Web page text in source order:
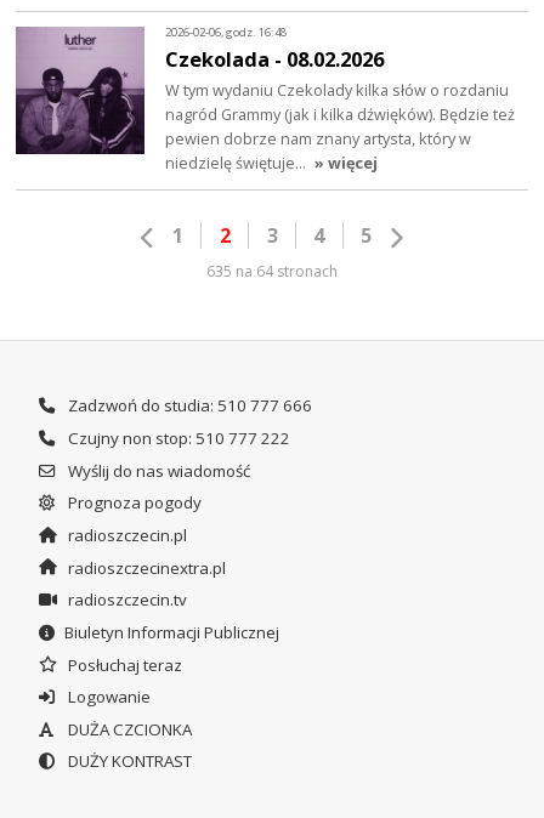
2026-02-06, godz. 16:48
Czekolada - 08.02.2026
W tym wydaniu Czekolady kilka słów o rozdaniu
nagród Grammy (jak i kilka dźwięków). Będzie też
pewien dobrze nam znany artysta, który w
niedzielę świętuje… » więcej
1 2 3 4 5
635 na 64 stronach
Zadzwoń do studia: 510 777 666
Czujny non stop: 510 777 222
Wyślij do nas wiadomość
Prognoza pogody
radioszczecin.pl
radioszczecinextra.pl
radioszczecin.tv
Biuletyn Informacji Publicznej
Posłuchaj teraz
Logowanie
DUŻA CZCIONKA
DUŻY KONTRAST